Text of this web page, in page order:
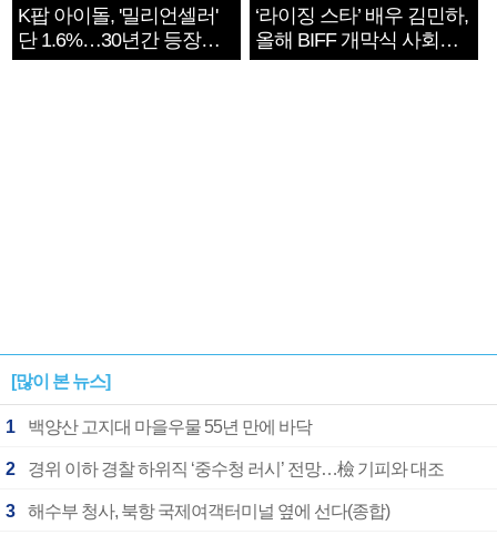
K팝 아이돌, '밀리언셀러'
단 1.6%…30년간 등장
1182개팀 전수조사
‘라이징 스타’ 배우 김민하,
올해 BIFF 개막식 사회자
확정
[많이 본 뉴스]
1 백양산 고지대 마을우물 55년 만에 바닥
2 경위 이하 경찰 하위직 ‘중수청 러시’ 전망…檢 기피와 대조
3 해수부 청사, 북항 국제여객터미널 옆에 선다(종합)